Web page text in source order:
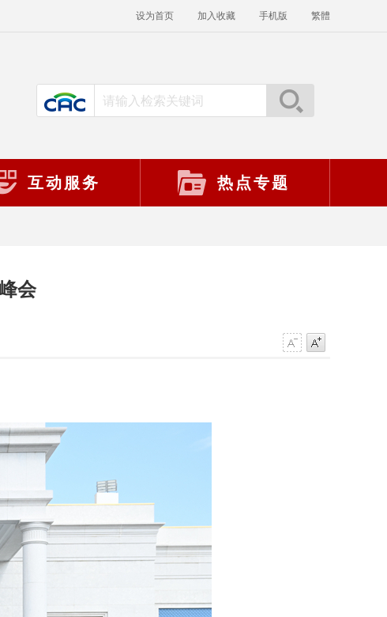
设为首页 加入收藏 手机版 繁體
互动服务 热点专题
会